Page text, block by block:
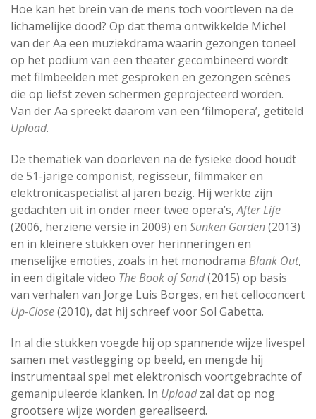
Hoe kan het brein van de mens toch voortleven na de
lichamelijke dood? Op dat thema ontwikkelde Michel
van der Aa een muziekdrama waarin gezongen toneel
op het podium van een theater gecombineerd wordt
met filmbeelden met gesproken en gezongen scènes
die op liefst zeven schermen geprojecteerd worden.
Van der Aa spreekt daarom van een ‘filmopera’, getiteld
Upload.
De thematiek van doorleven na de fysieke dood houdt
de 51-jarige componist, regisseur, filmmaker en
elektronicaspecialist al jaren bezig. Hij werkte zijn
gedachten uit in onder meer twee opera’s,After Life
(2006, herziene versie in 2009) en Sunken Garden(2013)
en in kleinere stukken over herinneringen en
menselijke emoties, zoals in het monodrama Blank Out,
in een digitale video The Book of Sand(2015) op basis
van verhalen van Jorge Luis Borges, en het celloconcert
Up-Close(2010), dat hij schreef voor Sol Gabetta.
In al die stukken voegde hij op spannende wijze livespel
samen met vastlegging op beeld, en mengde hij
instrumentaal spel met elektronisch voortgebrachte of
gemanipuleerde klanken. In Uploadzal dat op nog
grootsere wijze worden gerealiseerd.